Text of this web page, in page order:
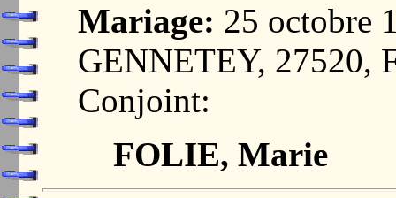
Mariage: 25 octobre
GENNETEY, 27520,
Conjoint:
FOLIE, Marie